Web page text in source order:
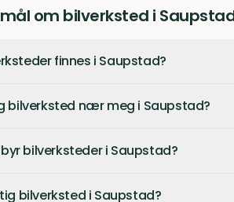
om bilverksted i
finnes i Saupstad?
bilverksted nær meg i Saupstad?
bilverksteder i Saupstad?
bilverksted i Saupstad?